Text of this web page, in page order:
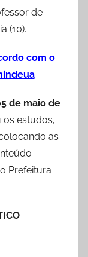
de
(10).
com o
de maio de
os estudos,
as
Prefeitura